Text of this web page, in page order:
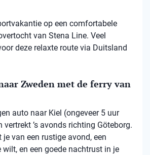
op een comfortabele
van Stena Line. Veel
deze relaxte route via Duitsland
Zweden met de ferry van
auto naar Kiel (ongeveer 5 uur
vertrekt ’s avonds richting Göteborg.
van een rustige avond, een
en een goede nachtrust in je